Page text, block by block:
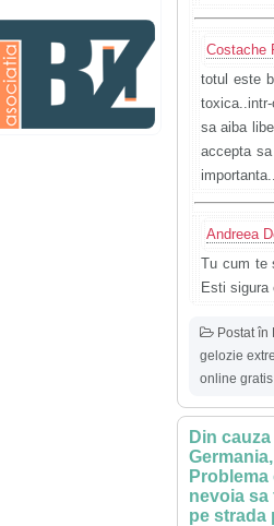
agresiva, orice
greseala era taxata cu
o palma sau pedepse.
De 4 ani am o relatie
serioasa cu un barbat
Costache
totul este
sa aiba
accepta
Andreea
Tu cum te
Esti sigura
Postat în
gelozie
online gratis
Din
nevoia
pe